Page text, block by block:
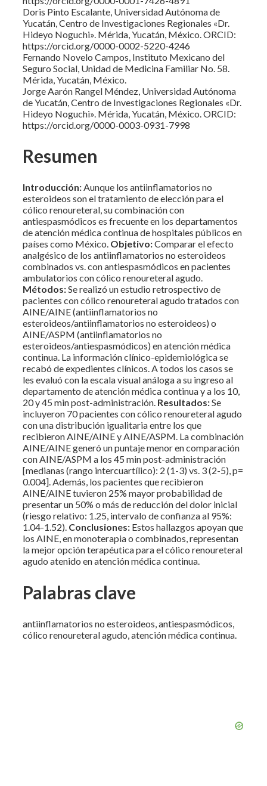
Doris Pinto Escalante, Universidad Autónoma de
Yucatán, Centro de Investigaciones Regionales «Dr.
Hideyo Noguchi». Mérida, Yucatán, México. ORCID:
https://orcid.org/0000-0002-5220-4246
Fernando Novelo Campos, Instituto Mexicano del
Seguro Social, Unidad de Medicina Familiar No. 58.
Mérida, Yucatán, México.
Jorge Aarón Rangel Méndez, Universidad Autónoma
de Yucatán, Centro de Investigaciones Regionales «Dr.
Hideyo Noguchi». Mérida, Yucatán, México. ORCID:
https://orcid.org/0000-0003-0931-7998
Resumen
Introducción:Aunque los antiinflamatorios no
esteroideos son el tratamiento de elección para el
cólico renoureteral, su combinación con
antiespasmódicos es frecuente en los departamentos
de atención médica continua de hospitales públicos en
países como México. Objetivo:Comparar el efecto
analgésico de los antiinflamatorios no esteroideos
combinados vs. con antiespasmódicos en pacientes
ambulatorios con cólico renoureteral agudo.
Métodos:Se realizó un estudio retrospectivo de
pacientes con cólico renoureteral agudo tratados con
AINE/AINE (antiinflamatorios no
esteroideos/antiinflamatorios no esteroideos) o
AINE/ASPM (antiinflamatorios no
esteroideos/antiespasmódicos) en atención médica
continua. La información clínico-epidemiológica se
recabó de expedientes clínicos. A todos los casos se
les evaluó con la escala visual análoga a su ingreso al
departamento de atención médica continua y a los 10,
20 y 45 min post-administración. Resultados:Se
incluyeron 70 pacientes con cólico renoureteral agudo
con una distribución igualitaria entre los que
recibieron AINE/AINE y AINE/ASPM. La combinación
AINE/AINE generó un puntaje menor en comparación
con AINE/ASPM a los 45 min post-administración
[medianas (rango intercuartílico): 2 (1-3) vs. 3 (2-5), p=
0.004]. Además, los pacientes que recibieron
AINE/AINE tuvieron 25% mayor probabilidad de
presentar un 50% o más de reducción del dolor inicial
(riesgo relativo: 1.25, intervalo de confianza al 95%:
1.04-1.52). Conclusiones: Estos hallazgos apoyan que
los AINE, en monoterapia o combinados, representan
la mejor opción terapéutica para el cólico renoureteral
agudo atenido en atención médica continua.
Palabras clave
antiinflamatorios no esteroideos, antiespasmódicos,
cólico renoureteral agudo, atención médica continua.